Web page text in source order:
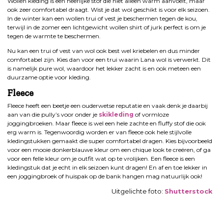
ook zeer comfortabel draagt. Wist je dat wol geschikt is voor elk seizoen.
In de winter kan een wollen trui of vest je beschermen tegen de kou,
terwijl in de zomer een lichtgewicht wollen shirt of jurk perfect is om je
tegen de warmte te beschermen.
Nu kan een trui of vest van wol ook best wel kriebelen en dus minder
comfortabel zijn. Kies dan voor een trui waarin Lana wol is verwerkt. Dit
is namelijk pure wol, waardoor het lekker zacht is en ook meteen een
duurzame optie voor kleding.
Fleece
Fleece heeft een beetje een ouderwetse reputatie en vaak denk je daarbij
aan van die pully’s voor onder je skikleding of vormloze
joggingbroeken. Maar fleece is wel een hele zachte en fluffy stof die ook
erg warm is. Tegenwoordig worden er van fleece ook hele stijlvolle
kledingstukken gemaakt die super comfortabel dragen. Kies bijvoorbeeld
voor een mooie donkerblauwe kleur om een chique look te creëren, of ga
voor een felle kleur om je outfit wat op te vrolijken. Een fleece is een
kledingstuk dat je echt in elk seizoen kunt dragen! En af en toe lekker in
een joggingbroek of huispak op de bank hangen mag natuurlijk ook!
Uitgelichte foto: Shutterstock